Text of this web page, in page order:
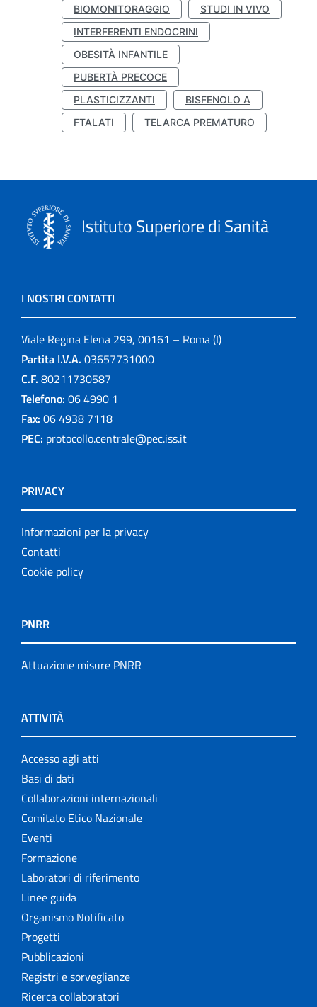
BIOMONITORAGGIO
STUDI IN VIVO
INTERFERENTI ENDOCRINI
OBESITÀ INFANTILE
PUBERTÀ PRECOCE
PLASTICIZZANTI
BISFENOLO A
FTALATI
TELARCA PREMATURO
Istituto Superiore di Sanità
I NOSTRI CONTATTI
Viale Regina Elena 299, 00161 – Roma (I)
Partita I.V.A. 03657731000
C.F. 80211730587
Telefono: 06 4990 1
Fax: 06 4938 7118
PEC: protocollo.centrale@pec.iss.it
PRIVACY
Informazioni per la privacy
Contatti
Cookie policy
PNRR
Attuazione misure PNRR
ATTIVITÀ
Accesso agli atti
Basi di dati
Collaborazioni internazionali
Comitato Etico Nazionale
Eventi
Formazione
Laboratori di riferimento
Linee guida
Organismo Notificato
Progetti
Pubblicazioni
Registri e sorveglianze
Ricerca collaboratori